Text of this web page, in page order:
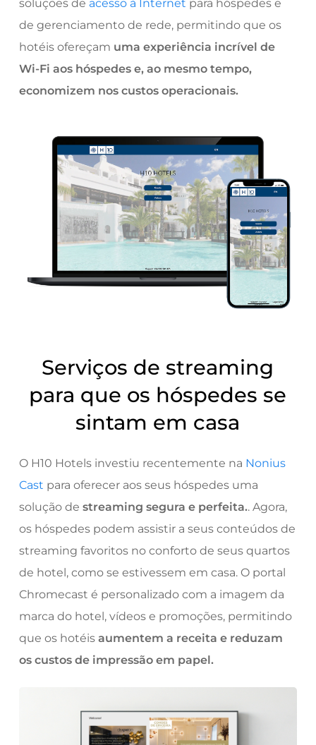
soluções de acesso à Internet para hóspedes e
de gerenciamento de rede, permitindo que os
hotéis ofereçam uma experiência incrível de
Wi-Fi aos hóspedes e, ao mesmo tempo,
economizem nos custos operacionais.
Serviços de streaming
para que os hóspedes se
sintam em casa
O H10 Hotels investiu recentemente na Nonius
Cast para oferecer aos seus hóspedes uma
solução de streaming segura e perfeita.. Agora,
os hóspedes podem assistir a seus conteúdos de
streaming favoritos no conforto de seus quartos
de hotel, como se estivessem em casa. O portal
Chromecast é personalizado com a imagem da
marca do hotel, vídeos e promoções, permitindo
que os hotéis aumentem a receita e reduzam
os custos de impressão em papel.